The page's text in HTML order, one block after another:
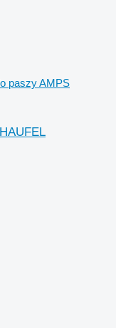
paszy AMPS